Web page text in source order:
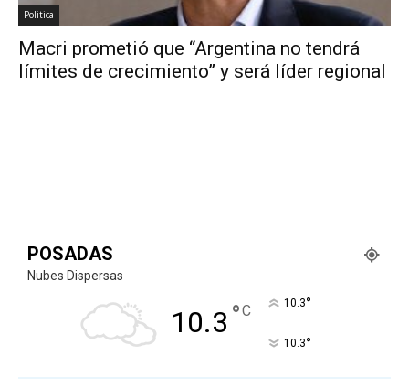
Politica
Macri prometió que “Argentina no tendrá
límites de crecimiento” y será líder regional
POSADAS
Nubes Dispersas
10.3 °C 10.3°
10.3°